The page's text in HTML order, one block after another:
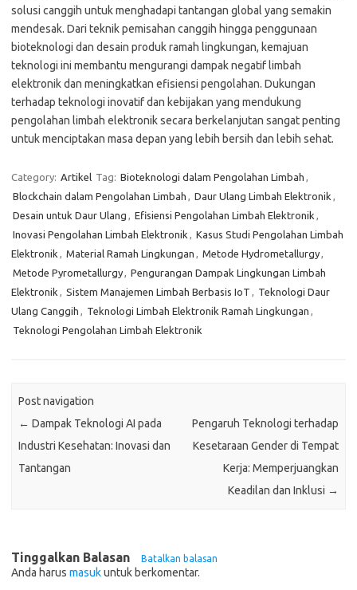
solusi canggih untuk menghadapi tantangan global yang semakin
mendesak. Dari teknik pemisahan canggih hingga penggunaan
bioteknologi dan desain produk ramah lingkungan, kemajuan
teknologi ini membantu mengurangi dampak negatif limbah
elektronik dan meningkatkan efisiensi pengolahan. Dukungan
terhadap teknologi inovatif dan kebijakan yang mendukung
pengolahan limbah elektronik secara berkelanjutan sangat penting
untuk menciptakan masa depan yang lebih bersih dan lebih sehat.
Category: Artikel Tag: Bioteknologi dalam Pengolahan Limbah ,
Blockchain dalam Pengolahan Limbah , Daur Ulang Limbah Elektronik ,
Desain untuk Daur Ulang , Efisiensi Pengolahan Limbah Elektronik ,
Inovasi Pengolahan Limbah Elektronik , Kasus Studi Pengolahan Limbah
Elektronik , Material Ramah Lingkungan , Metode Hydrometallurgy,
Metode Pyrometallurgy, Pengurangan Dampak Lingkungan Limbah
Elektronik , Sistem Manajemen Limbah Berbasis IoT , Teknologi Daur
Ulang Canggih , Teknologi Limbah Elektronik Ramah Lingkungan ,
Teknologi Pengolahan Limbah Elektronik
Post navigation
← Dampak Teknologi AI pada
Industri Kesehatan: Inovasi dan
Tantangan
Pengaruh Teknologi terhadap
Kesetaraan Gender di Tempat
Kerja: Memperjuangkan
Keadilan dan Inklusi →
Tinggalkan Balasan Batalkan balasan
Anda harus masukuntuk berkomentar.